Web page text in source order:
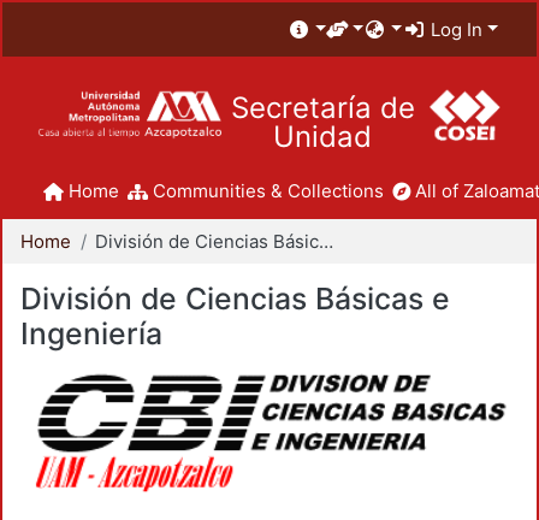
Log In
Secretaría de
Unidad
Home Communities & Collections All of
Home División de Ciencias Básicas e Ingeniería
División de Ciencias Básicas e
Ingeniería